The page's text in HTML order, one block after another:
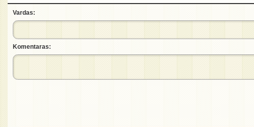
Vardas:
Komentaras: